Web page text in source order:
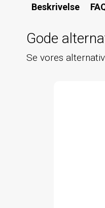
Beskrivelse
Gode
Se vores